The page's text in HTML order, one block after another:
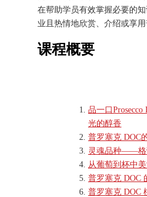
在帮助学员有效掌握必要的
业且热情地欣赏、介绍或享用
课程概要
品一口
光的醇香
普罗塞克 DOC
灵魂品种——格
从葡萄到杯中
普罗塞克 DOC
普罗塞克 DOC